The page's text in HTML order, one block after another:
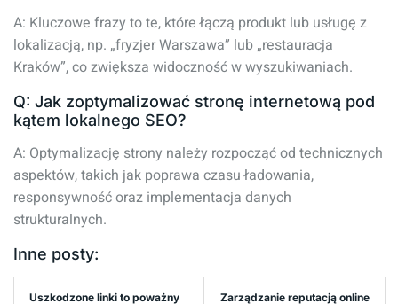
A: Kluczowe frazy to te, które łączą produkt lub usługę z
lokalizacją, np. „fryzjer Warszawa” lub „restauracja
Kraków”, co zwiększa widoczność w wyszukiwaniach.
Q: Jak zoptymalizować stronę internetową pod
kątem lokalnego SEO?
A: Optymalizację strony należy rozpocząć od technicznych
aspektów, takich jak poprawa czasu ładowania,
responsywność oraz implementacja danych
strukturalnych.
Inne posty:
Uszkodzone linki to poważny
Zarządzanie reputacją online